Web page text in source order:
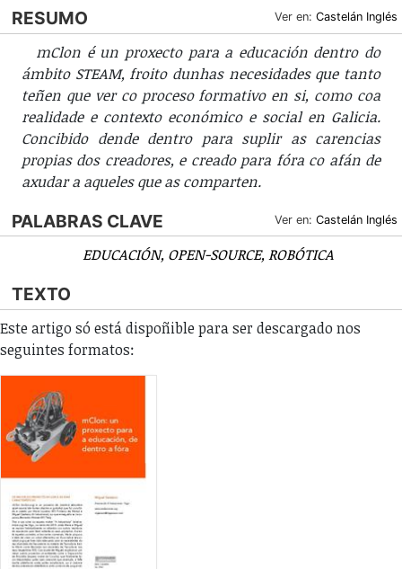
RESUMO Ver en:Castelán Inglés
mClon é un proxecto para a educación dentro do
ámbito STEAM, froito dunhas necesidades que tanto
teñen que ver co proceso formativo en si, como coa
realidade e contexto económico e social en Galicia.
Concibido dende dentro para suplir as carencias
propias dos creadores, e creado para fóra co afán de
axudar a aqueles que as comparten.
PALABRAS CLAVE Ver en:Castelán Inglés
EDUCACIÓN OPEN-SOURCE ROBÓTICA
TEXTO
Este artigo só está dispoñible para ser descargado nos
seguintes formatos: